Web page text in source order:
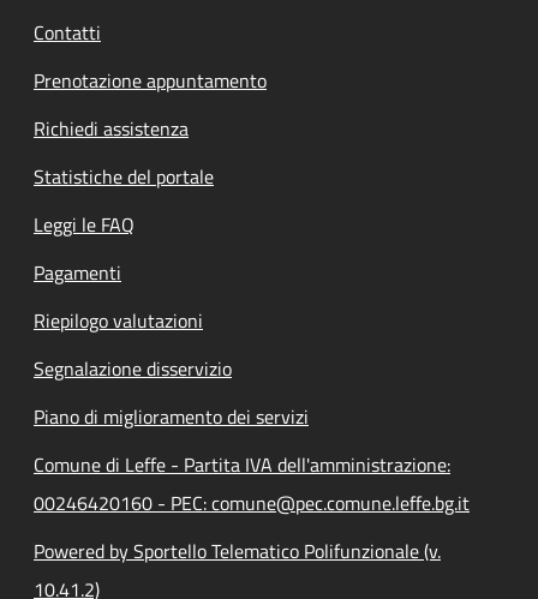
Contatti
Prenotazione appuntamento
Richiedi assistenza
Statistiche del portale
Leggi le FAQ
Pagamenti
Riepilogo valutazioni
Segnalazione disservizio
Piano di miglioramento dei servizi
Comune di Leffe - Partita IVA dell'amministrazione:
00246420160 - PEC: comune@pec.comune.leffe.bg.it
Powered by Sportello Telematico Polifunzionale (v.
10.41.2)